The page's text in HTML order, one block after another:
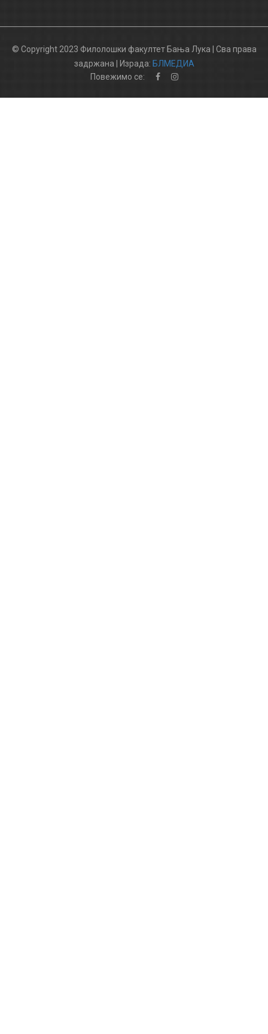
© Copyright 2023 Филолошки факултет Бања Лука | Сва права
задржана | Израда: БЛМЕДИА
Повежимо се: